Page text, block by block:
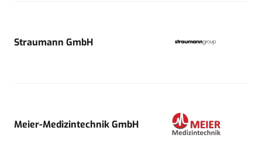
Straumann GmbH
Meier-Medizintechnik GmbH